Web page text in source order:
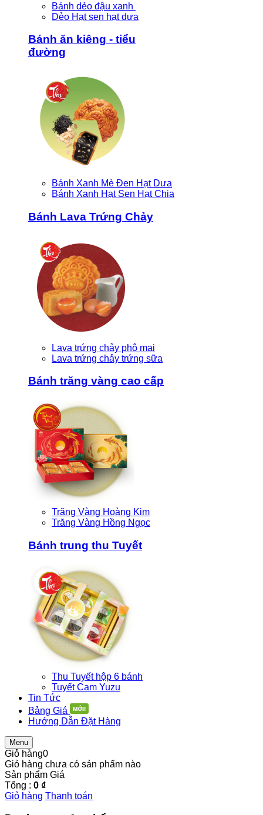
Bánh dẻo đậu xanh
Dẻo Hạt sen hạt dưa
Bánh ăn kiêng - tiểu
đường
Bánh Xanh Mè Đen Hạt Dưa
Bánh Xanh Hạt Sen Hạt Chia
Bánh Lava Trứng Chảy
Lava trứng chảy phô mai
Lava trứng chảy trứng sữa
Bánh trăng vàng cao cấp
Trăng Vàng Hoàng Kim
Trăng Vàng Hồng Ngọc
Bánh trung thu Tuyết
Thu Tuyết hộp 6 bánh
Tuyết Cam Yuzu
Tin Tức
Bảng Giá
Hướng Dẫn Đặt Hàng
Menu
Giỏ hàng0
Giỏ hàng chưa có sản phẩm nào
Sản phẩm Giá
Tổng : 0 ₫
Giỏ hàng Thanh toán